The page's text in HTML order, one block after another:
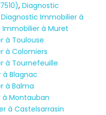
,Diagnostic
Diagnostic Immobilier à
Immobilier à Muret
à Toulouse
à Colomiers
à Tournefeuille
Blagnac
à Balma
à Montauban
à Castelsarrasin